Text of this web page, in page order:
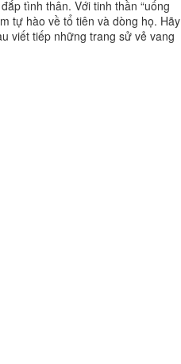
tình thân. Với tinh thần “uống
tự hào về tổ tiên và dòng họ. Hãy
viết tiếp những trang sử vẻ vang